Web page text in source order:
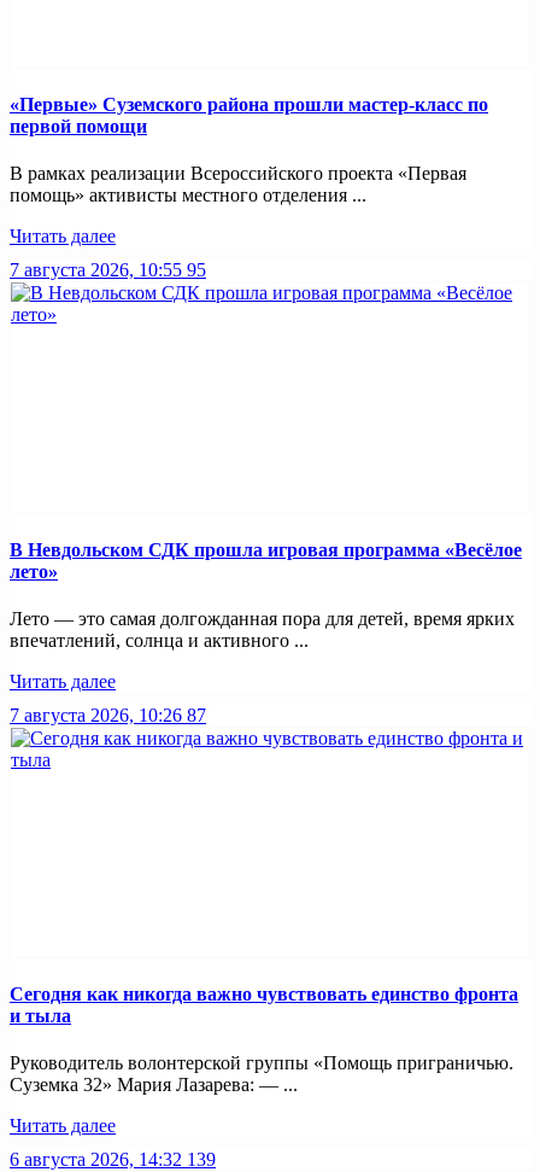
«Первые» Суземского района прошли мастер-класс по
первой помощи
В рамках реализации Всероссийского проекта «Первая
помощь» активисты местного отделения ...
Читать далее
7 августа 2026, 10:55 95
В Невдольском СДК прошла игровая программа «Весёлое
лето»
Лето — это самая долгожданная пора для детей, время ярких
впечатлений, солнца и активного ...
Читать далее
7 августа 2026, 10:26 87
Сегодня как никогда важно чувствовать единство фронта
и тыла
Руководитель волонтерской группы «Помощь приграничью.
Суземка 32» Мария Лазарева: — ...
Читать далее
6 августа 2026, 14:32 139